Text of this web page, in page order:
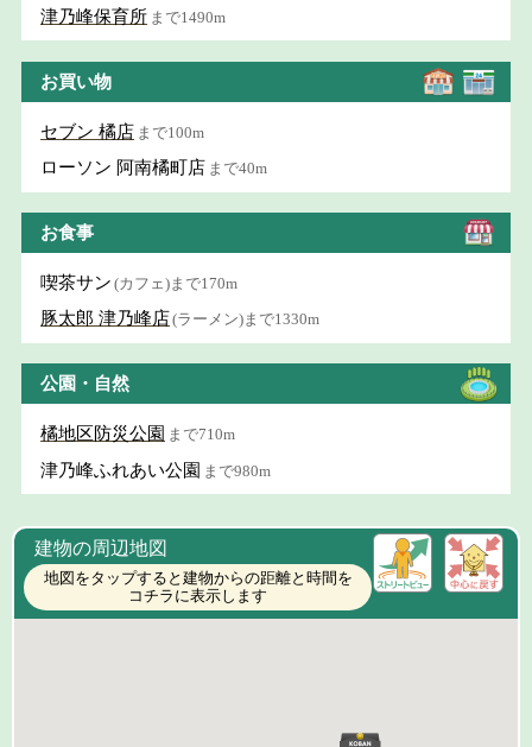
津乃峰保育所 まで1490m
お買い物
セブン 橘店 まで100m
ローソン 阿南橘町店 まで40m
お食事
喫茶サン (カフェ)まで170m
豚太郎 津乃峰店(ラーメン)まで1330m
公園・自然
橘地区防災公園 まで710m
津乃峰ふれあい公園 まで980m
建物の周辺地図
地図をタップすると建物からの距離と時間を
コチラに表示します